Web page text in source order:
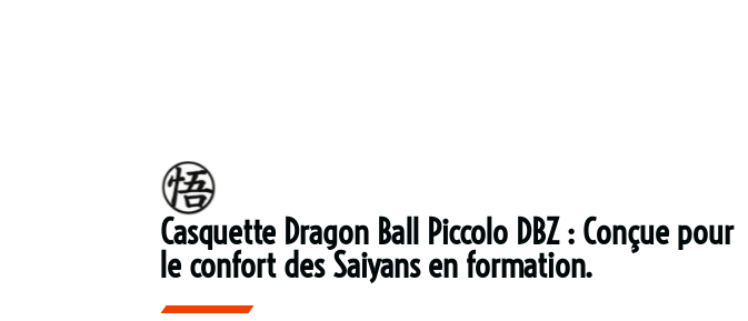
Casquette Dragon Ball Piccolo DBZ : Conçue pour
le confort des Saiyans en formation.